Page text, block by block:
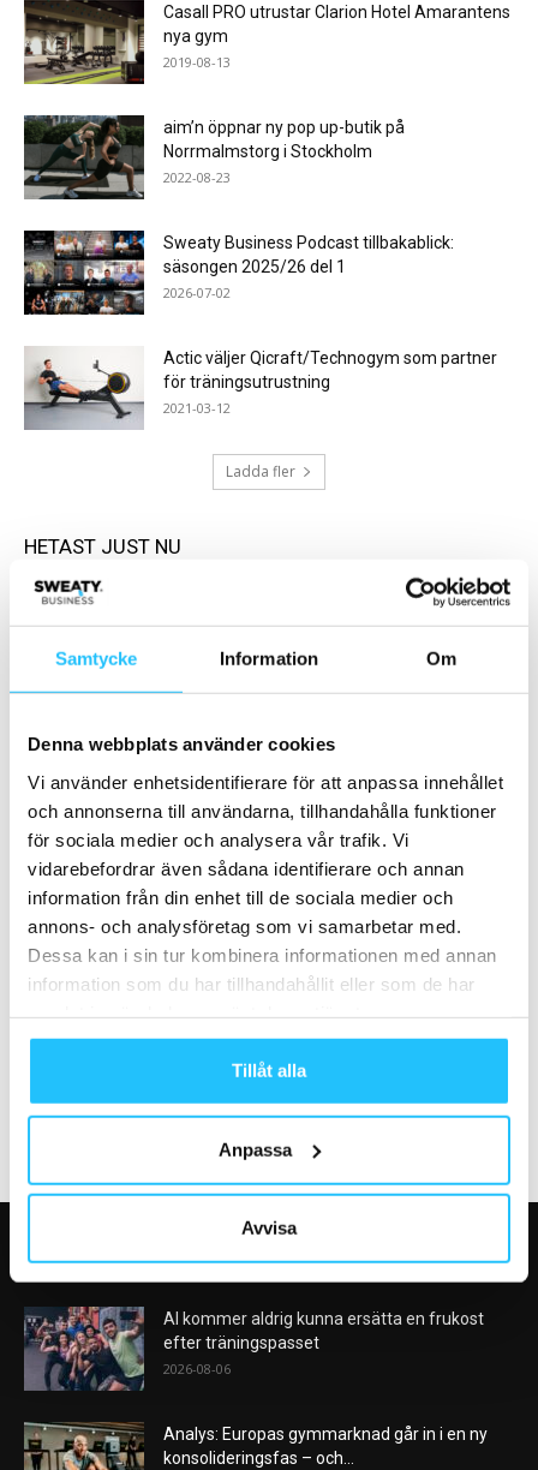
Samtycke Information Om
Denna webbplats använder cookies
Vi använder enhetsidentifierare för att anpassa innehållet
och annonserna till användarna, tillhandahålla funktioner
för sociala medier och analysera vår trafik. Vi
vidarebefordrar även sådana identifierare och annan
information från din enhet till de sociala medier och
annons- och analysföretag som vi samarbetar med.
Dessa kan i sin tur kombinera informationen med annan
information som du har tillhandahållit eller som de har
Tillåt alla
Anpassa
Avvisa
Casall PRO utrustar Clarion Hotel Amarantens
nya gym
2019-08-13
aim’n öppnar ny pop up-butik på
Norrmalmstorg i Stockholm
2022-08-23
Sweaty Business Podcast tillbakablick:
säsongen 2025/26 del 1
2026-07-02
Actic väljer Qicraft/Technogym som partner
för träningsutrustning
2021-03-12
Ladda fler
HETAST JUST NU
Business
gymmen i Stockholm och
Uppsala till Nordic Wellness
Business
Physical 100: här är
fitnessprofilerna som tävlar
Les Mills släpper ny global
SATS etablerar sig på Volvo
Cars Torslanda
VÅRA FAVORITER
AI kommer aldrig kunna ersätta en frukost
efter träningspasset
2026-08-06
Analys: Europas gymmarknad går in i en ny
konsolideringsfas – och...